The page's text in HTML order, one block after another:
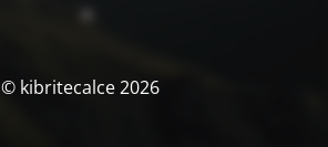
© kibritecalce 2026